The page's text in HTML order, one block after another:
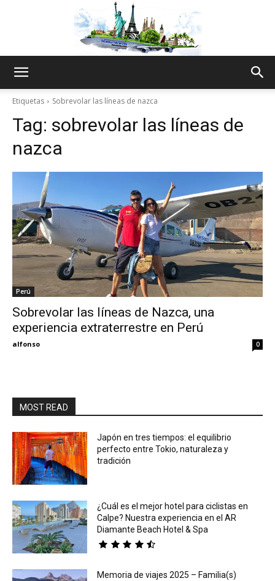
Thru
My
Etiquetas Sobrevolar las líneas de nazca
Tag: sobrevolar las líneas de
nazca
Perú
Sobrevolar las líneas de Nazca, una
experiencia extraterrestre en Perú
alfonso 0
MOST READ
Japón en tres tiempos: el equilibrio
perfecto entre Tokio, naturaleza y
tradición
¿Cuál es el mejor hotel para ciclistas en
Calpe? Nuestra experiencia en el AR
Diamante Beach Hotel & Spa
Memoria de viajes 2025 – Familia(s)